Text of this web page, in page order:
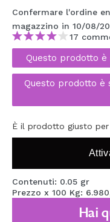
MAQUIFARMA
KOREA ZONE
TRAVEL SIZE
NATURE
SPECIALE
SONO
Confermare l'ordine
magazzino in 10/08/
17
Questo prodotto è
Questo prodotto è
È il prodotto giusto per
Contenuti: 0.05 gr
Prezzo x 100 Kg:
Hai